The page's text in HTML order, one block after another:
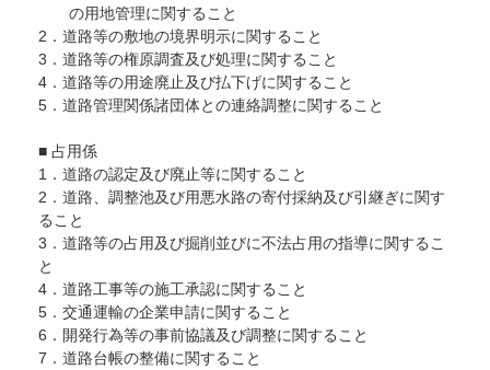
の用地管理に関すること
2．道路等の敷地の境界明示に関すること
3．道路等の権原調査及び処理に関すること
4．道路等の用途廃止及び払下げに関すること
5．道路管理関係諸団体との連絡調整に関すること
■ 占用係
1．道路の認定及び廃止等に関すること
2．道路、調整池及び用悪水路の寄付採納及び引継ぎに関す
ること
3．道路等の占用及び掘削並びに不法占用の指導に関するこ
と
4．道路工事等の施工承認に関すること
5．交通運輸の企業申請に関すること
6．開発行為等の事前協議及び調整に関すること
7．道路台帳の整備に関すること